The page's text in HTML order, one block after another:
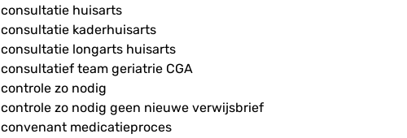
consultatie huisarts
consultatie kaderhuisarts
consultatie longarts huisarts
consultatief team geriatrie CGA
controle zo nodig
controle zo nodig geen nieuwe verwijsbrief
convenant medicatieproces